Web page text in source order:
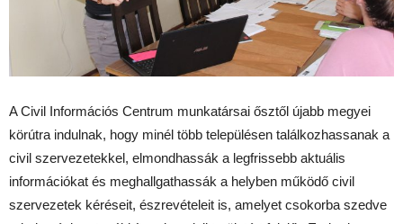
A Civil Információs Centrum munkatársai ősztől újabb megyei
körútra indulnak, hogy minél több településen találkozhassanak a
civil szervezetekkel, elmondhassák a legfrissebb aktuális
információkat és meghallgathassák a helyben működő civil
szervezetek kéréseit, észrevételeit is, amelyet csokorba szedve